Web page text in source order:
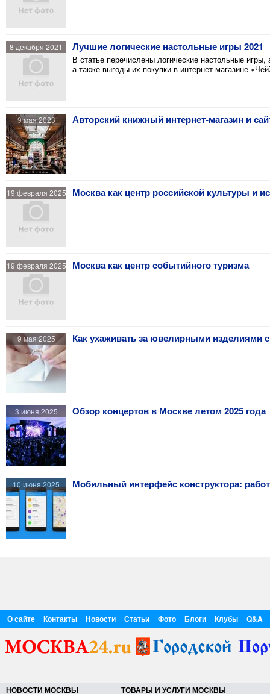
8 декабря 2021 Лучшие логические настольные игры 2021
В статье перечислены логические настольные
а также выгоды их покупки в интернет-магазине
9 мая 2023 Авторский книжный интернет-магазин и
19 февраля 2025 Москва как центр российской культуры и
19 февраля 2025 Москва как центр событийного туризма
9 мая 2025 Как ухаживать за ювелирными изделиями
3 июня 2025 Обзор концертов в Москве летом 2025 года
10 июня 2025 Мобильный интерфейс конструктора:
О сайте Контакты Новости Статьи Фото Блоги Клубы Q&A
НОВОСТИ МОСКВЫ ТОВАРЫ И УСЛУГИ МОСКВЫ